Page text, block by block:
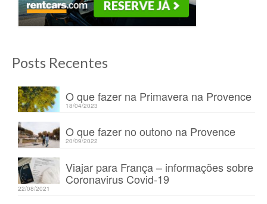
Posts Recentes
O que fazer na Primavera na Provence
18/04/2023
O que fazer no outono na Provence
20/09/2022
Viajar para França – informações sobre
Coronavirus Covid-19
22/08/2021